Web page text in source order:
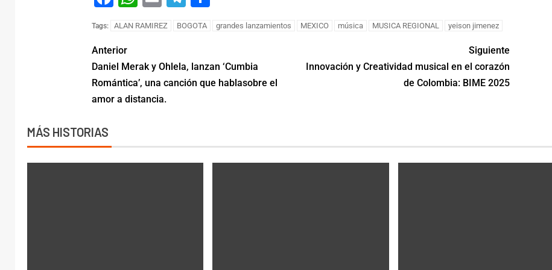
Tags: ALAN RAMIREZ BOGOTA grandes lanzamientos MEXICO música MUSICA REGIONAL yeison jimenez
Anterior
Daniel Merak y Ohlela, lanzan ‘Cumbia
Romántica’, una canción que hablasobre el
amor a distancia.
Siguiente
Innovación y Creatividad musical en el corazón
de Colombia: BIME 2025
MÁS HISTORIAS